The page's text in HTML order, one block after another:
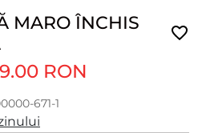
MARO ÎNCHIS
RON
671-1